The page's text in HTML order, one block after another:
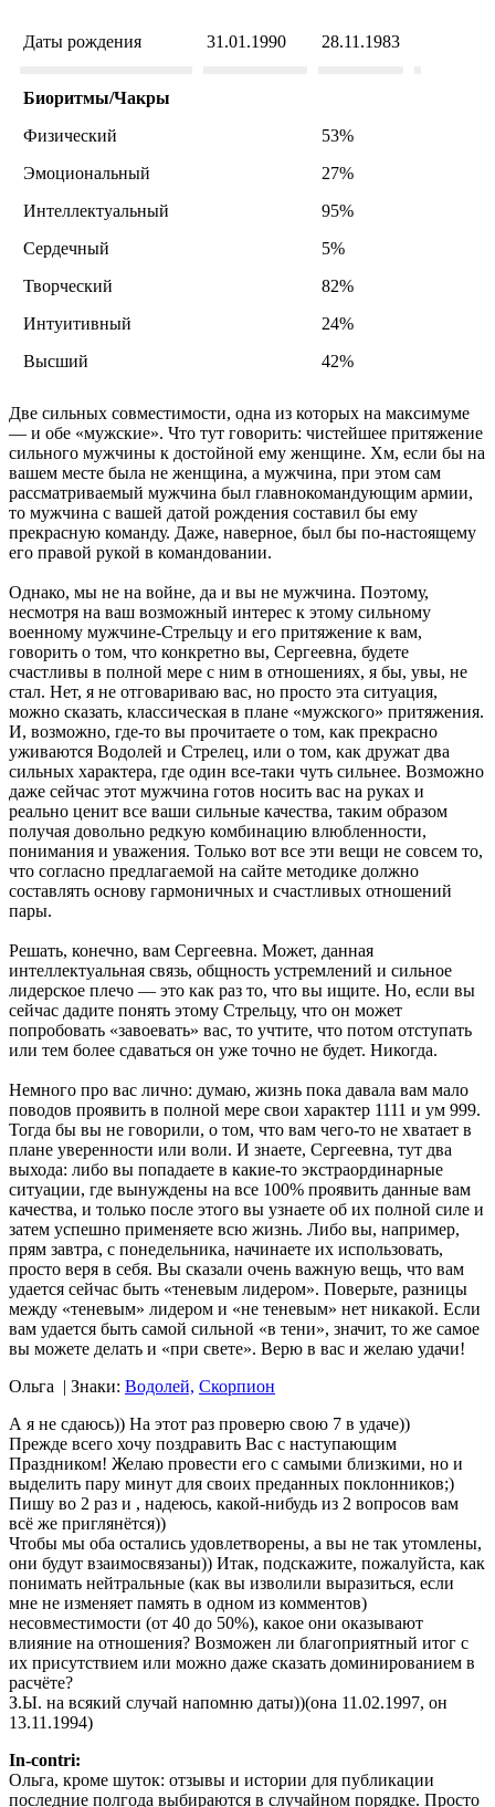
Даты рождения 31.01.1990 28.11.1983
Биоритмы/Чакры
Физический
53%
Эмоциональный
27%
Интеллектуальный
95%
Сердечный
5%
Творческий
82%
Интуитивный
24%
Высший
42%
Две сильных совместимости, одна из которых на максимуме
— и обе «мужские». Что тут говорить: чистейшее притяжение
сильного мужчины к достойной ему женщине. Хм, если бы на
вашем месте была не женщина, а мужчина, при этом сам
рассматриваемый мужчина был главнокомандующим армии,
то мужчина с вашей датой рождения составил бы ему
прекрасную команду. Даже, наверное, был бы по-настоящему
его правой рукой в командовании.
Однако, мы не на войне, да и вы не мужчина. Поэтому,
несмотря на ваш возможный интерес к этому сильному
военному мужчине-Стрельцу и его притяжение к вам,
говорить о том, что конкретно вы, Сергеевна, будете
счастливы в полной мере с ним в отношениях, я бы, увы, не
стал. Нет, я не отговариваю вас, но просто эта ситуация,
можно сказать, классическая в плане «мужского» притяжения.
И, возможно, где-то вы прочитаете о том, как прекрасно
уживаются Водолей и Стрелец, или о том, как дружат два
сильных характера, где один все-таки чуть сильнее. Возможно
даже сейчас этот мужчина готов носить вас на руках и
реально ценит все ваши сильные качества, таким образом
получая довольно редкую комбинацию влюбленности,
понимания и уважения. Только вот все эти вещи не совсем то,
что согласно предлагаемой на сайте методике должно
составлять основу гармоничных и счастливых отношений
пары.
Решать, конечно, вам Сергеевна. Может, данная
интеллектуальная связь, общность устремлений и сильное
лидерское плечо — это как раз то, что вы ищите. Но, если вы
сейчас дадите понять этому Стрельцу, что он может
попробовать «завоевать» вас, то учтите, что потом отступать
или тем более сдаваться он уже точно не будет. Никогда.
Немного про вас лично: думаю, жизнь пока давала вам мало
поводов проявить в полной мере свои характер 1111 и ум 999.
Тогда бы вы не говорили, о том, что вам чего-то не хватает в
плане уверенности или воли. И знаете, Сергеевна, тут два
выхода: либо вы попадаете в какие-то экстраординарные
ситуации, где вынуждены на все 100% проявить данные вам
качества, и только после этого вы узнаете об их полной силе и
затем успешно применяете всю жизнь. Либо вы, например,
прям завтра, с понедельника, начинаете их использовать,
просто веря в себя. Вы сказали очень важную вещь, что вам
удается сейчас быть «теневым лидером». Поверьте, разницы
между «теневым» лидером и «не теневым» нет никакой. Если
вам удается быть самой сильной «в тени», значит, то же самое
вы можете делать и «при свете». Верю в вас и желаю удачи!
Ольга | Знаки: Водолей, Скорпион
А я не сдаюсь)) На этот раз проверю свою 7 в удаче))
Прежде всего хочу поздравить Вас с наступающим
Праздником! Желаю провести его с самыми близкими, но и
выделить пару минут для своих преданных поклонников;)
Пишу во 2 раз и , надеюсь, какой-нибудь из 2 вопросов вам
всё же приглянётся))
Чтобы мы оба остались удовлетворены, а вы не так утомлены,
они будут взаимосвязаны)) Итак, подскажите, пожалуйста, как
понимать нейтральные (как вы изволили выразиться, если
мне не изменяет память в одном из комментов)
несовместимости (от 40 до 50%), какое они оказывают
влияние на отношения? Возможен ли благоприятный итог с
их присутствием или можно даже сказать доминированием в
расчёте?
З.Ы. на всякий случай напомню даты))(она 11.02.1997, он
13.11.1994)
In-contri:
Ольга, кроме шуток: отзывы и истории для публикации
последние полгода выбираются в случайном порядке. Просто